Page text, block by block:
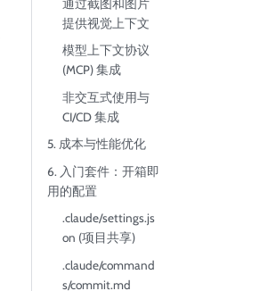
通过截图和图片
提供视觉上下文
模型上下文协议
(MCP) 集成
非交互式使用与
CI/CD 集成
5. 成本与性能优化
6. 入门套件：开箱即
用的配置
.claude/settings.js
on (项目共享)
.claude/command
s/commit.md